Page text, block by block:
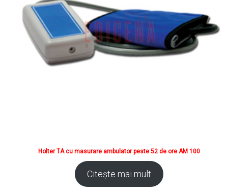
Holter TA cu masurare ambulator peste 52 de ore AM 100
Citește mai mult